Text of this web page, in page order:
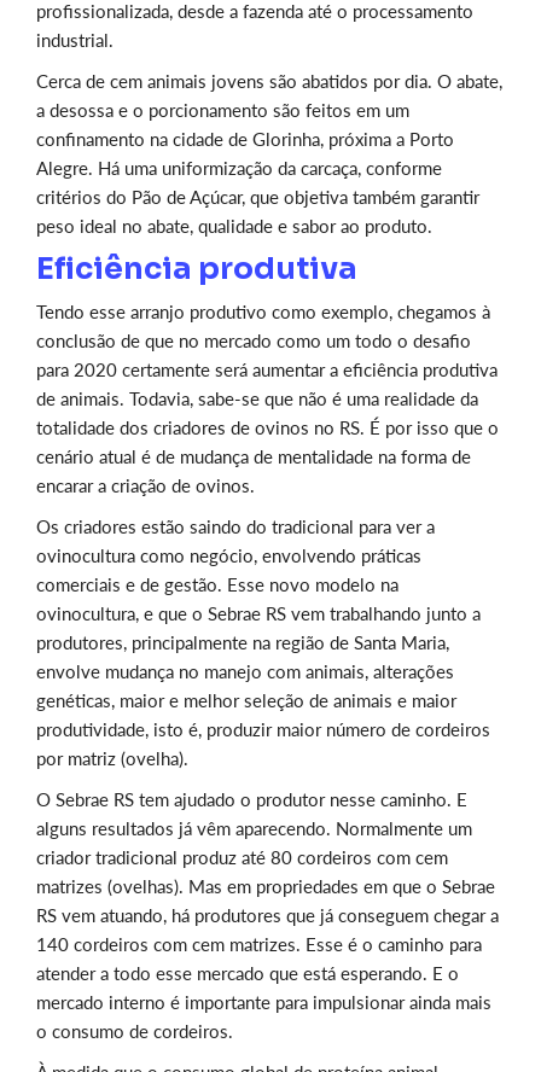
profissionalizada, desde a fazenda até o processamento
industrial.
Cerca de cem animais jovens são abatidos por dia. O abate,
a desossa e o porcionamento são feitos em um
confinamento na cidade de Glorinha, próxima a Porto
Alegre. Há uma uniformização da carcaça, conforme
critérios do Pão de Açúcar, que objetiva também garantir
peso ideal no abate, qualidade e sabor ao produto.
Eficiência produtiva
Tendo esse arranjo produtivo como exemplo, chegamos à
conclusão de que no mercado como um todo o desafio
para 2020 certamente será aumentar a eficiência produtiva
de animais. Todavia, sabe-se que não é uma realidade da
totalidade dos criadores de ovinos no RS. É por isso que o
cenário atual é de mudança de mentalidade na forma de
encarar a criação de ovinos.
Os criadores estão saindo do tradicional para ver a
ovinocultura como negócio, envolvendo práticas
comerciais e de gestão. Esse novo modelo na
ovinocultura, e que o Sebrae RS vem trabalhando junto a
produtores, principalmente na região de Santa Maria,
envolve mudança no manejo com animais, alterações
genéticas, maior e melhor seleção de animais e maior
produtividade, isto é, produzir maior número de cordeiros
por matriz (ovelha).
O Sebrae RS tem ajudado o produtor nesse caminho. E
alguns resultados já vêm aparecendo. Normalmente um
criador tradicional produz até 80 cordeiros com cem
matrizes (ovelhas). Mas em propriedades em que o Sebrae
RS vem atuando, há produtores que já conseguem chegar a
140 cordeiros com cem matrizes. Esse é o caminho para
atender a todo esse mercado que está esperando. E o
mercado interno é importante para impulsionar ainda mais
o consumo de cordeiros.